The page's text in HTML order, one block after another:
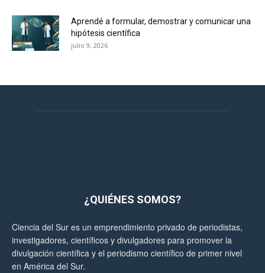
Aprendé a formular, demostrar y comunicar una
hipótesis científica
julio 9, 2026
¿QUIÉNES SOMOS?
Ciencia del Sur es un emprendimiento privado de periodistas,
investigadores, científicos y divulgadores para promover la
divulgación científica y el periodismo científico de primer nivel
en América del Sur.